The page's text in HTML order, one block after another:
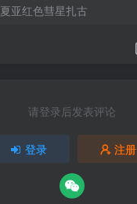
夏亚红色彗星扎古
请登录后发表评论
登录 注册